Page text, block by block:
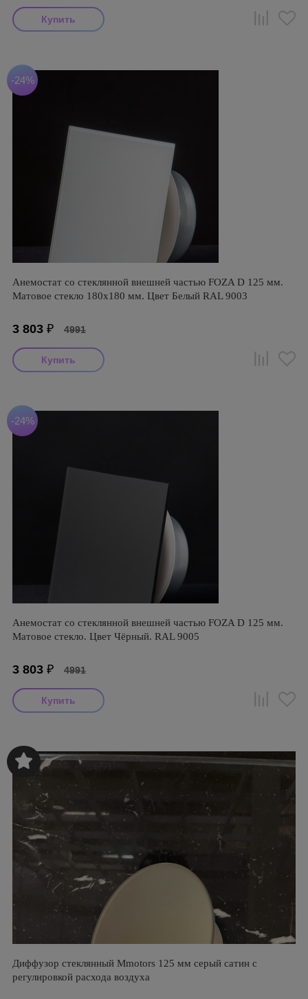
-24%
Анемостат со стеклянной внешней частью FOZA D 125 мм.
Матовое стекло 180х180 мм. Цвет Белый RAL 9003
3 803 ₽ 4991
-24%
Анемостат со стеклянной внешней частью FOZA D 125 мм.
Матовое стекло. Цвет Чёрный. RAL 9005
3 803 ₽ 4991
Диффузор стеклянный Mmotors 125 мм серый сатин с
регулировкой расхода воздуха